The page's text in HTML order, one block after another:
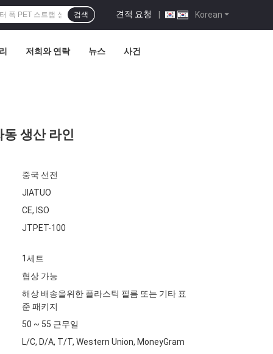
Korean
견적 요청 |
검색
저희와 연락 뉴스 사건
생산 라인
중국 선전
JIATUO
CE, ISO
JTPET-100
1세트
협상 가능
해상 배송을위한 플라스틱 필름 또는 기타 표
준 패키지
50 ~ 55 근무일
L/C, D/A, T/T, Western Union, MoneyGram